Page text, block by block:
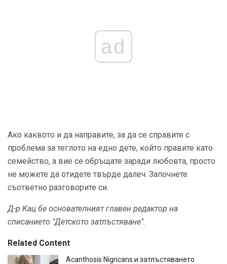
ad
Ако каквото и да направите, за да се справите с
проблема за теглото на едно дете, който правите като
семейство, а вие се обръщате заради любовта, просто
не можете да отидете твърде далеч. Започнете
съответно разговорите си.
Д-р Кац бе основателният главен редактор на
списанието "Детското затлъстяване".
Related Content
Acanthosis Nigricans и затлъстяването